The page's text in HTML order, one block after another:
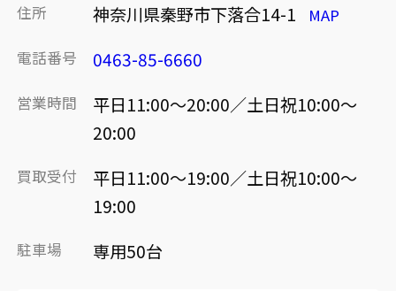
住所 神奈川県秦野市下落合14-1 MAP
電話番号 0463-85-6660
営業時間
平日11:00～20:00／土日祝10:00～
20:00
買取受付
平日11:00～19:00／土日祝10:00～
19:00
駐車場 専用50台